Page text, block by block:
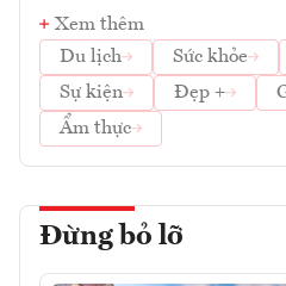
Xem thêm
Du lịch
Sức khỏe
Sự kiện
Đẹp +
Ẩm thực
Đừng bỏ lỡ